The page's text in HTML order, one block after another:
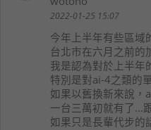
2022-01-25 15:07
今年上半年有些區域
台北市在六月之前的
我是認為對於上半年
特別是對ai-4之類的
如果以舊換新來說，
一台三萬初就有了...
如果只是長輩代步的